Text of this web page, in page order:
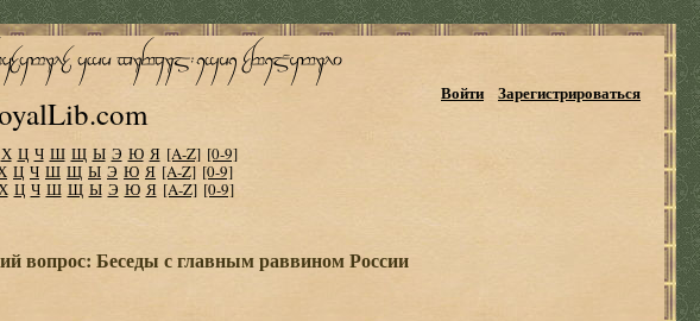
Войти Зарегистрироваться
Х Ц Ч Ш Щ Ы Э Ю Я [A-Z] [0-9]
Ц Ч Ш Щ Ы Э Ю Я [A-Z] [0-9]
Ц Ч Ш Щ Ы Э Ю Я [A-Z] [0-9]
вопрос: Беседы с главным раввином России